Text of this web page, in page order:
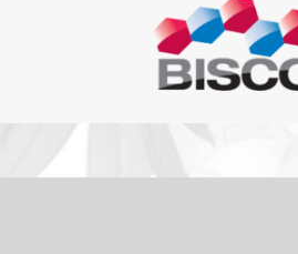
Dab Eesti OÜ